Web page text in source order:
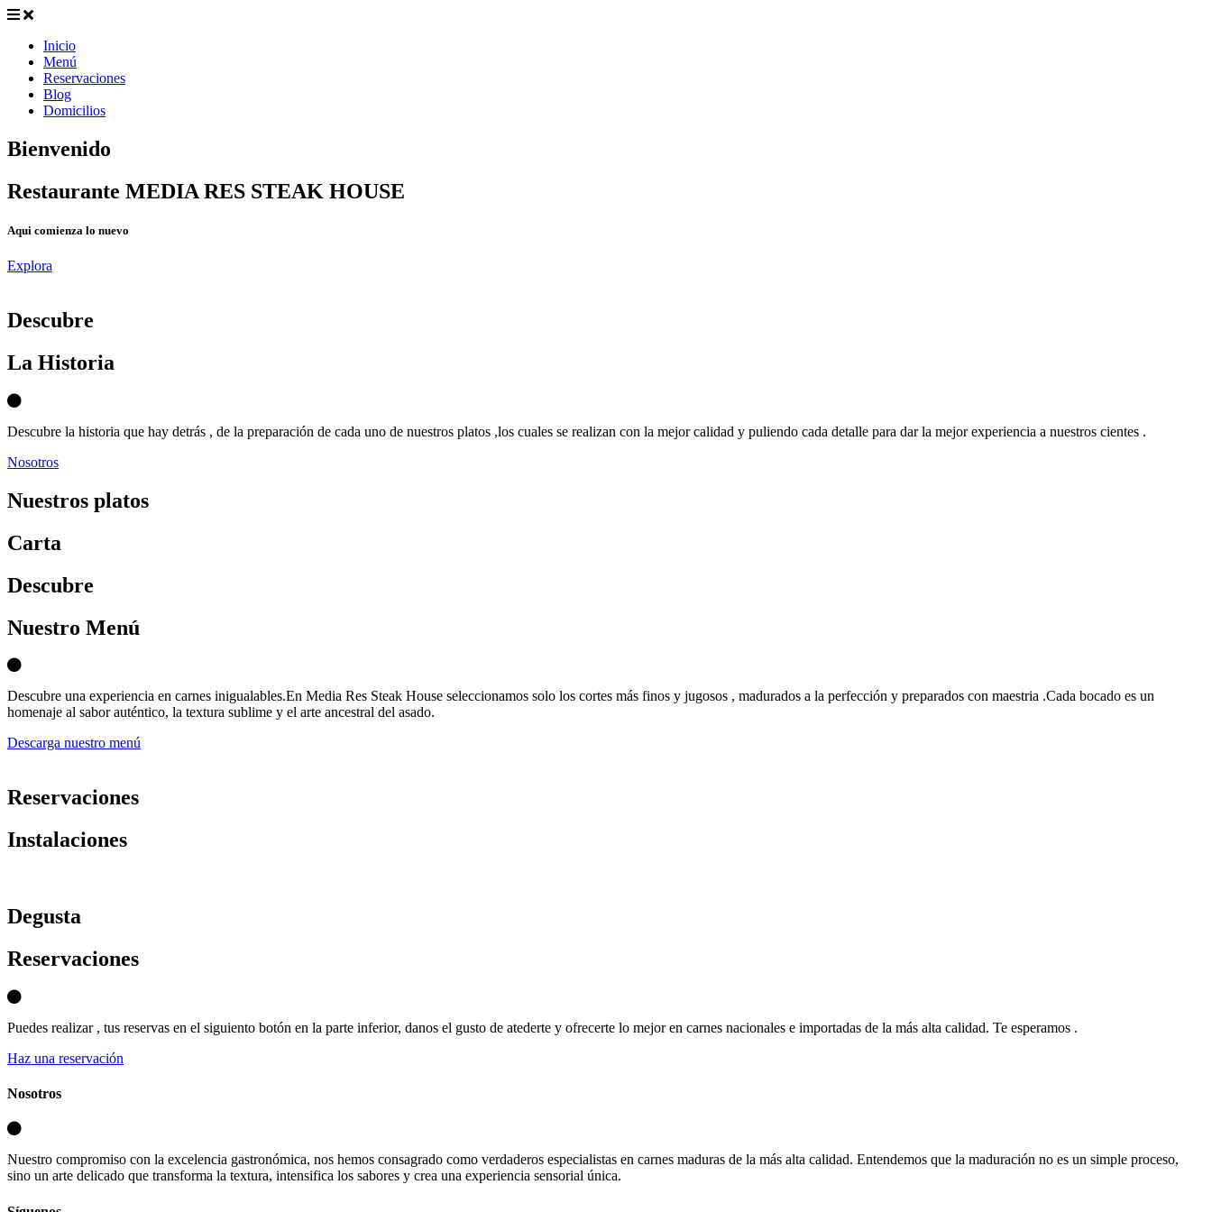
Inicio
Menú
Reservaciones
Blog
Domicilios
Bienvenido
Restaurante MEDIA RES STEAK HOUSE
Aqui comienza lo nuevo
Explora
Descubre
La Historia
Descubre la historia que hay detrás , de la preparación de cada uno de nuestros platos ,los cuales se realizan con la mejor calidad y puliendo cada detalle para dar la mejor experiencia a nuestros cientes .
Nosotros
Nuestros platos
Carta
Descubre
Nuestro Menú
Descubre una experiencia en carnes inigualables.En Media Res Steak House seleccionamos solo los cortes más finos y jugosos , madurados a la perfección y preparados con maestria .Cada bocado es un
homenaje al sabor auténtico, la textura sublime y el arte ancestral del asado.
Descarga nuestro menú
Reservaciones
Instalaciones
Degusta
Reservaciones
Puedes realizar , tus reservas en el siguiento botón en la parte inferior, danos el gusto de atederte y ofrecerte lo mejor en carnes nacionales e importadas de la más alta calidad. Te esperamos .
Haz una reservación
Nosotros
Nuestro compromiso con la excelencia gastronómica, nos hemos consagrado como verdaderos especialistas en carnes maduras de la más alta calidad. Entendemos que la maduración no es un simple proceso,
sino un arte delicado que transforma la textura, intensifica los sabores y crea una experiencia sensorial única.